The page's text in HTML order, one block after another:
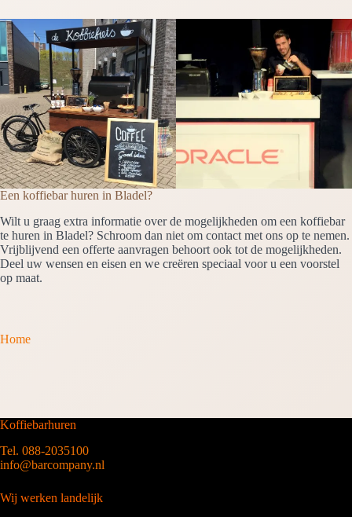
Een koffiebar huren in Bladel?
Wilt u graag extra informatie over de mogelijkheden om een koffiebar
te huren in Bladel? Schroom dan niet om contact met ons op te nemen.
Vrijblijvend een offerte aanvragen behoort ook tot de mogelijkheden.
Deel uw wensen en eisen en we creëren speciaal voor u een voorstel
op maat.
Home
Koffiebarhuren
Tel. 088-2035100
info@barcompany.nl
Wij werken landelijk